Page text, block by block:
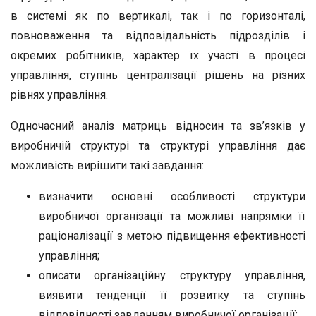
в системі як по вертикалі, так і по горизонталі,
повноваження та відповідальність підрозділів і
окремих робітників, характер їх участі в процесі
управління, ступінь централізації рішень на різних
рівнях управління.
Одночасний аналіз матриць відносин та зв’язків у
виробничій структурі та структурі управління дає
можливість вирішити такі завдання:
визначити основні особливості структури
виробничої організації та можливі напрямки її
раціоналізації з метою підвищення ефективності
управління;
описати організаційну структуру управління,
виявити тенденції її розвитку та ступінь